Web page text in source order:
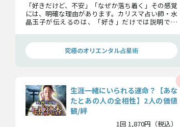
「好きだけど、不安」「なぜか落ち着く」その感覚
には、明確な理由があります。カリスマ占い師・水
晶玉子が伝えるのは、「好き」だけでは説明でき
を徹底的に占います。究極のオリエンタル占星術
生涯一緒にいられる運命？【あな
たとあの人の全相性】2人の価値
観/絆
1回 1,870円（税込）